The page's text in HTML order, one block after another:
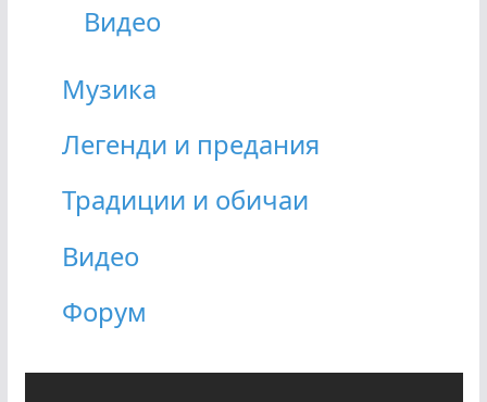
Видео
Музика
Легенди и предания
Традиции и обичаи
Видео
Форум